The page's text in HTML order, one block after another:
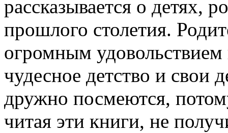
рассказывается о детях,
прошлого столетия.
огромным
чудесное детство и свои
дружно посмеются,
читая эти книги, не